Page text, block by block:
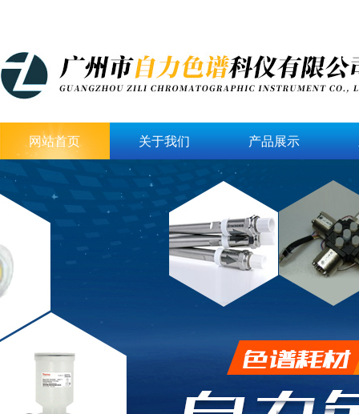
网站首页 关于我们 产品展示